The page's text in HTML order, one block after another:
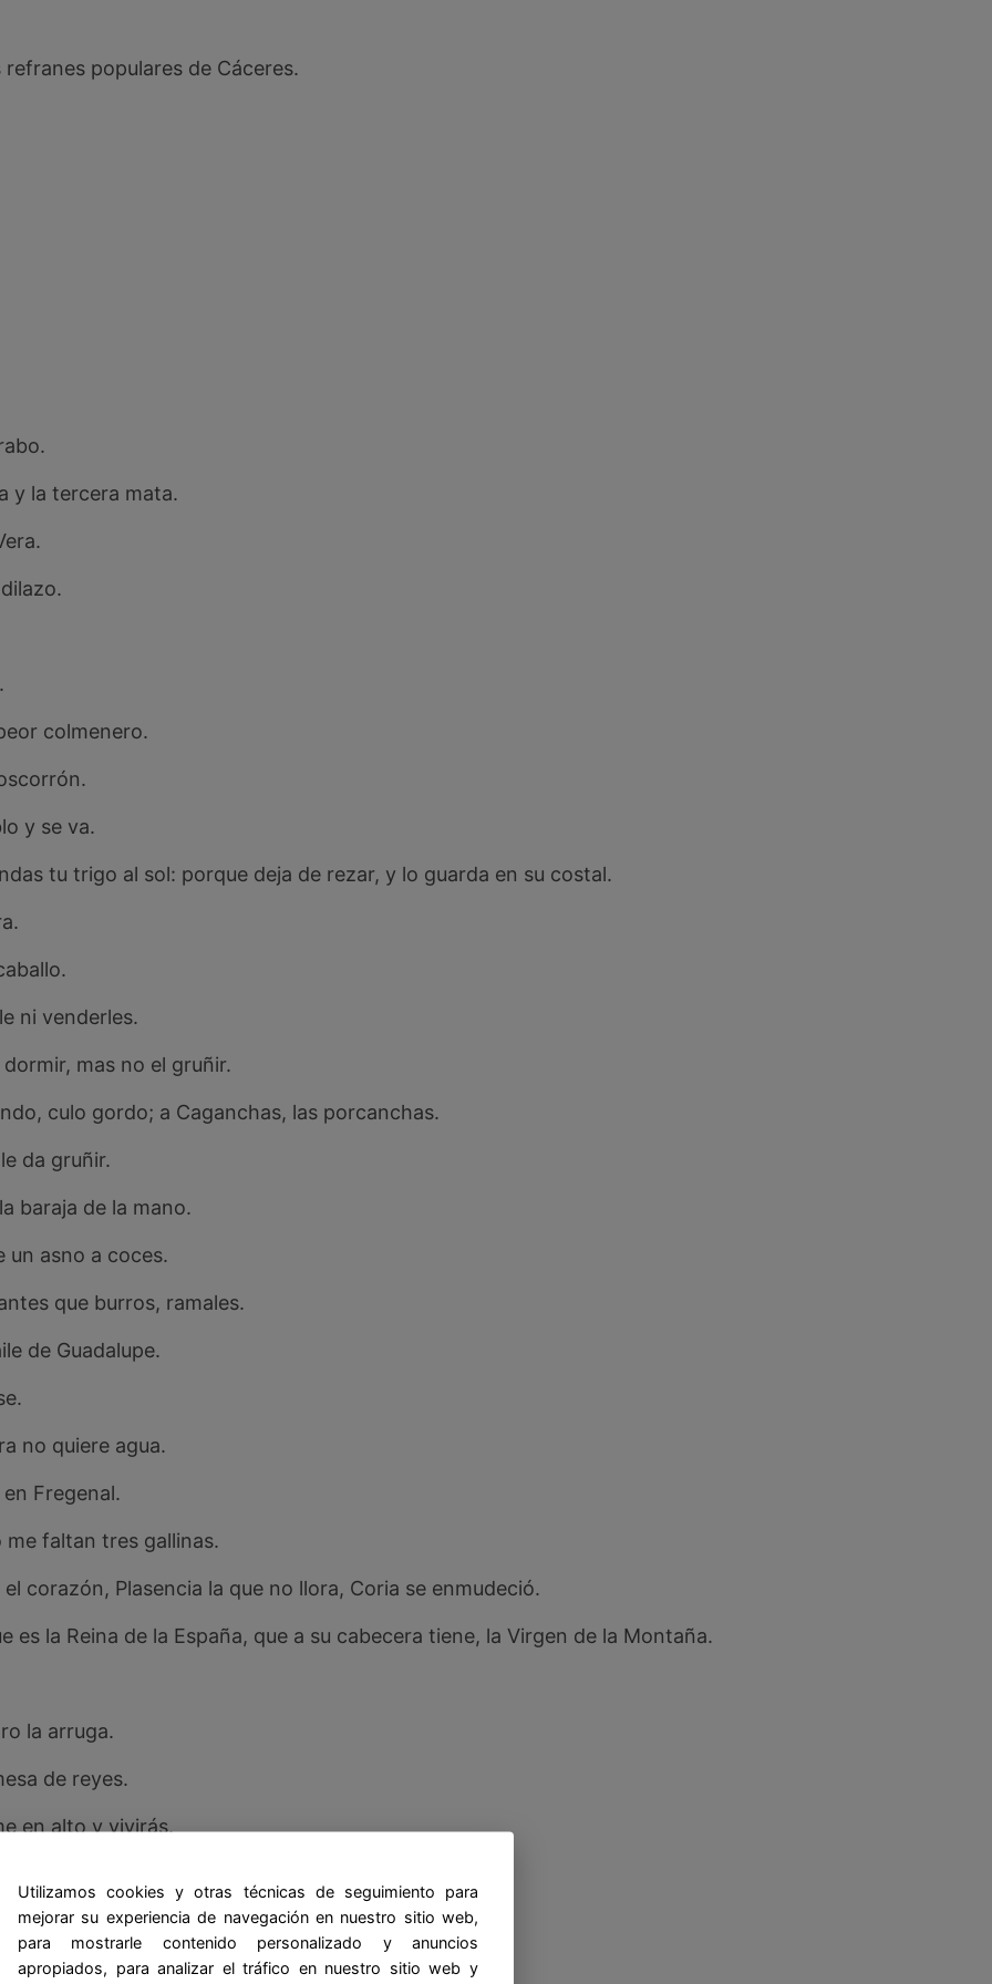
populares de Cáceres.
y la tercera mata.
colmenero.
y se va.
tu trigo al sol: porque deja de rezar, y lo guarda en su costal.
ni venderles.
mas no el gruñir.
culo gordo; a Caganchas, las porcanchas.
da gruñir.
baraja de la mano.
un asno a coces.
que burros, ramales.
de Guadalupe.
no quiere agua.
Fregenal.
me faltan tres gallinas.
corazón, Plasencia la que no llora, Coria se enmudeció.
es la Reina de la España, que a su cabecera tiene, la Virgen de la Montaña.
la arruga.
de reyes.
en alto y vivirás.
engordar para morir.
dejes la tuya en casa.
Utilizamos cookies y otras técnicas de seguimiento para
mejorar su experiencia de navegación en nuestro sitio web,
para mostrarle contenido personalizado y anuncios
apropiados, para analizar el tráfico en nuestro sitio web y